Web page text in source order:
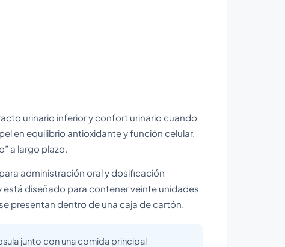
urinario inferior y confort urinario cuando
en equilibrio antioxidante y función celular,
a largo plazo.
administración oral y dosificación
diseñado para contener veinte unidades
presentan dentro de una caja de cartón.
junto con una comida principal